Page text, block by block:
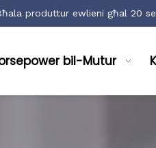
produttur ewlieni għal 20
bil-Mutur